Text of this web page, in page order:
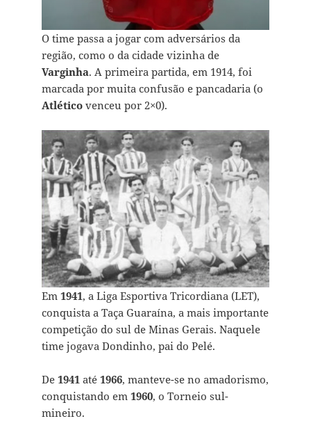
O time passa a jogar com adversários da
região, como o da cidade vizinha de
Varginha. A primeira partida, em 1914, foi
marcada por muita confusão e pancadaria (o
Atléticovenceu por 2×0).
Em 1941, a Liga Esportiva Tricordiana (LET),
conquista a Taça Guaraína, a mais importante
competição do sul de Minas Gerais. Naquele
time jogava Dondinho, pai do Pelé.
De 1941até 1966, manteve-se no amadorismo,
conquistando em 1960, o Torneio sul-
mineiro.